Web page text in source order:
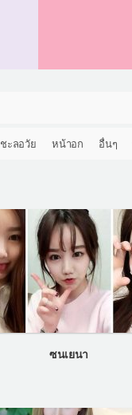
ชะลอวัย หน้าอก อื่นๆ
ซนเยนา